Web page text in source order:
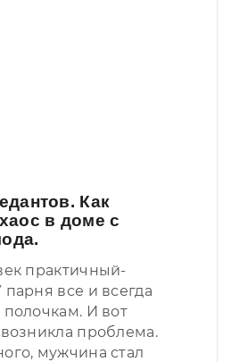
Как
в доме с
практичный-
все и всегда
полочкам. И вот
проблема.
мужчина стал